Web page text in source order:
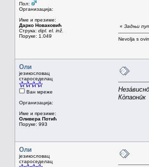
Пол:
Организација:
Име и презиме:
Дарко Новаковић
Струка: dipl. el. inž.
Поруке: 1.049
« Задњи
Nevolja s
Оли
језикословац
староседелац
Ван мреже
Организација:
Име и презиме:
Оливера Потић
Поруке: 993
Кòпаонūк
Оли
језикословац
староседелац